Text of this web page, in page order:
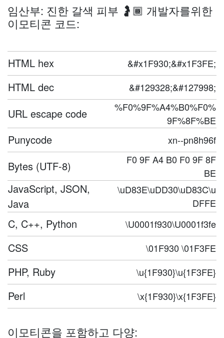
임산부: 진한 갈색 피부 🤰🏾 개발자를위한
이모티콘 코드:
HTML hex &#x1F930;&#x1F3FE;
HTML dec &#129328;&#127998;
URL escape code
%F0%9F%A4%B0%F0%
9F%8F%BE
Punycode xn--pn8h96f
Bytes (UTF-8)
F0 9F A4 B0 F0 9F 8F
BE
JavaScript, JSON,
Java
\uD83E\uDD30\uD83C\u
DFFE
C, C++, Python \U0001f930\U0001f3fe
CSS \01F930 \01F3FE
PHP, Ruby \u{1F930}\u{1F3FE}
Perl \x{1F930}\x{1F3FE}
이모티콘을 포함하고 다양: